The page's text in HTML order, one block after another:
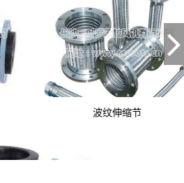
波纹伸缩节
Next